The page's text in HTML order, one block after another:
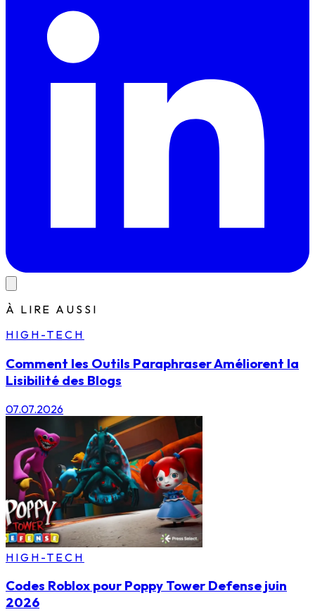
À LIRE AUSSI
HIGH-TECH
Comment les Outils Paraphraser Améliorent la
Lisibilité des Blogs
07.07.2026
HIGH-TECH
Codes Roblox pour Poppy Tower Defense juin
2026